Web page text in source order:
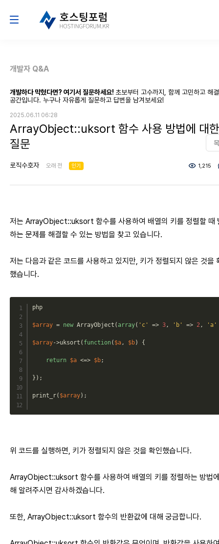
개발자 Q&A
개발하다 막혔다면? 여기서 질문하세요! 초보부터 고수까지, 함께 고민하고 해
공간입니다. 누구나 자유롭게 질문하고 답변을 남겨보세요!
2025.06.11 06:28
ArrayObject::uksort 함수 사용 방법에 대한
질문
로직수호자 오래 전 인기 1,215
저는 ArrayObject::uksort 함수를 사용하여 배열의 키를 정렬할 때
하는 문제를 해결할 수 있는 방법을 찾고 있습니다.
저는 다음과 같은 코드를 사용하고 있지만, 키가 정렬되지 않은 것을
했습니다.
php
$array = new ArrayObject ( array( 'c' => 3, 'b' => 2, 'a'
$array->uksort ( function( $a, $b) {
return $a <=> $b;
} ) ;
print_r( $array) ;
위 코드를 실행하면, 키가 정렬되지 않은 것을 확인했습니다.
ArrayObject::uksort 함수를 사용하여 배열의 키를 정렬하는 방법
해 알려주시면 감사하겠습니다.
또한, ArrayObject::uksort 함수의 반환값에 대해 궁금합니다.